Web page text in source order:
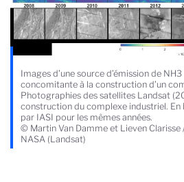
Images d’une source d’émission de
concomitante à la construction d’un
Photographies des satellites Landsat
construction du complexe industriel. En
par IASI pour les mêmes années.
© Martin Van Damme et Lieven
NASA (Landsat)